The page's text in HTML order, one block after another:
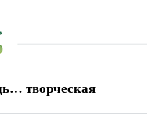
творческая